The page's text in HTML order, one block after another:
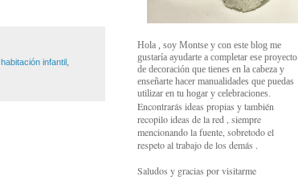
habitación infantil
Hola , soy Montse y con este blog me
gustaría ayudarte a completar ese proyecto
de decoración que tienes en la cabeza y
enseñarte hacer manualidades que puedas
utilizar en tu hogar y celebraciones.
Encontrarás ideas propias y también
recopilo ideas de la red , siempre
mencionando la fuente, sobretodo el
respeto al trabajo de los demás .
Saludos y gracias por visitarme